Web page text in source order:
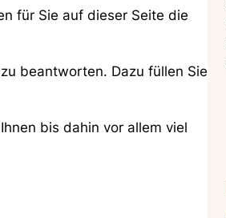
für Sie auf dieser Seite die
beantworten. Dazu füllen Sie
bis dahin vor allem viel